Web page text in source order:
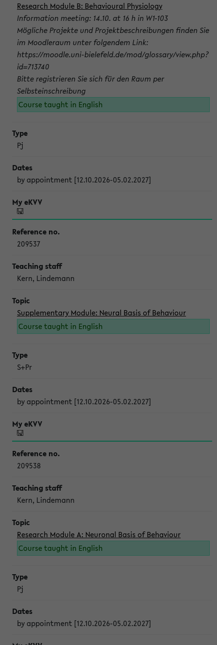
Research Module B: Behavioural Physiology
Information meeting: 14.10. at 16 h in W1-103
Mögliche Projekte und Projektbeschreibungen finden Sie
im Moodleraum unter folgendem Link:
https://moodle.uni-bielefeld.de/mod/glossary/view.php?
id=713740
Bitte registrieren Sie sich für den Raum per
Selbsteinschreibung
Course taught in English
Pj
by appointment [12.10.2026-05.02.2027]
209537
Kern, Lindemann
Supplementary Module: Neural Basis of Behaviour
Course taught in English
S+Pr
by appointment [12.10.2026-05.02.2027]
209538
Kern, Lindemann
Research Module A: Neuronal Basis of Behaviour
Course taught in English
Pj
by appointment [12.10.2026-05.02.2027]